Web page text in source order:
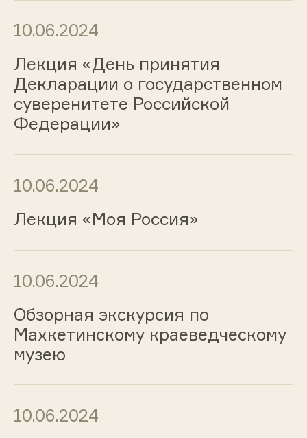
10.06.2024
Лекция «День принятия
Декларации о государственном
суверенитете Российской
Федерации»
10.06.2024
Лекция «Моя Россия»
10.06.2024
Обзорная экскурсия по
Махкетинскому краеведческому
музею
10.06.2024